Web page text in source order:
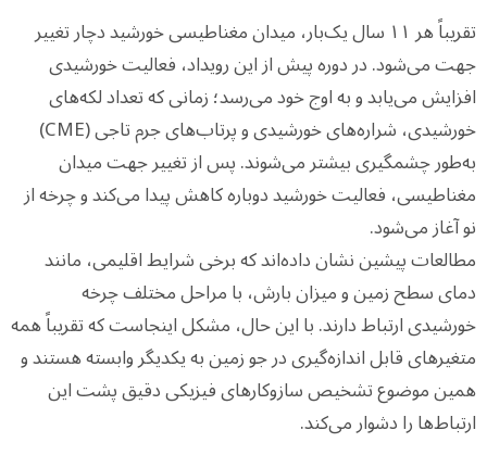
تقریباً هر ۱۱ سال یک‌بار، میدان مغناطیسی خورشید دچار تغییر
جهت می‌شود. در دوره پیش از این رویداد، فعالیت خورشیدی
افزایش می‌یابد و به اوج خود می‌رسد؛ زمانی که تعداد لکه‌های
خورشیدی، شراره‌های خورشیدی و پرتاب‌های جرم تاجی (CME)
به‌طور چشمگیری بیشتر می‌شوند. پس از تغییر جهت میدان
مغناطیسی، فعالیت خورشید دوباره کاهش پیدا می‌کند و چرخه از
نو آغاز می‌شود.
مطالعات پیشین نشان داده‌اند که برخی شرایط اقلیمی، مانند
دمای سطح زمین و میزان بارش، با مراحل مختلف چرخه
خورشیدی ارتباط دارند. با این حال، مشکل اینجاست که تقریباً همه
متغیرهای قابل اندازه‌گیری در جو زمین به یکدیگر وابسته هستند و
همین موضوع تشخیص سازوکارهای فیزیکی دقیق پشت این
ارتباط‌ها را دشوار می‌کند.